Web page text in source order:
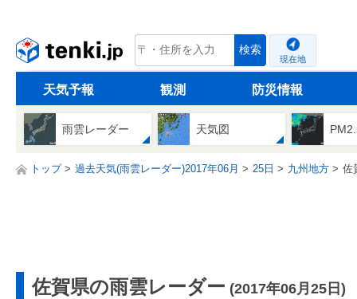
tenki.jp 検索
現在地
天気予報 観測 防災情報
雨雲レーダー 天気図
トップ 過去天気(雨雲レーダー)2017年06月 25日 九州地方 佐
佐賀県の雨雲レーダー (2017年06月25日)